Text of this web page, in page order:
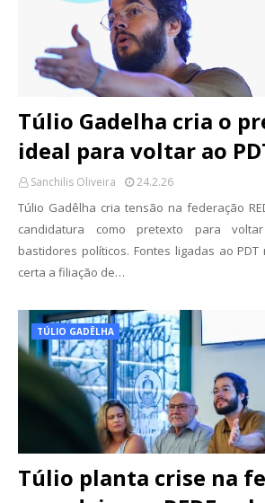
Túlio Gadelha cria o
ideal para voltar ao
Sanchilis Oliveira 24.2.26
Túlio Gadêlha cria tensão na federação
candidatura como pretexto para
bastidores políticos. Fontes ligadas ao
certa a filiação de…
TÚLIO GADÊLHA
Túlio planta crise na